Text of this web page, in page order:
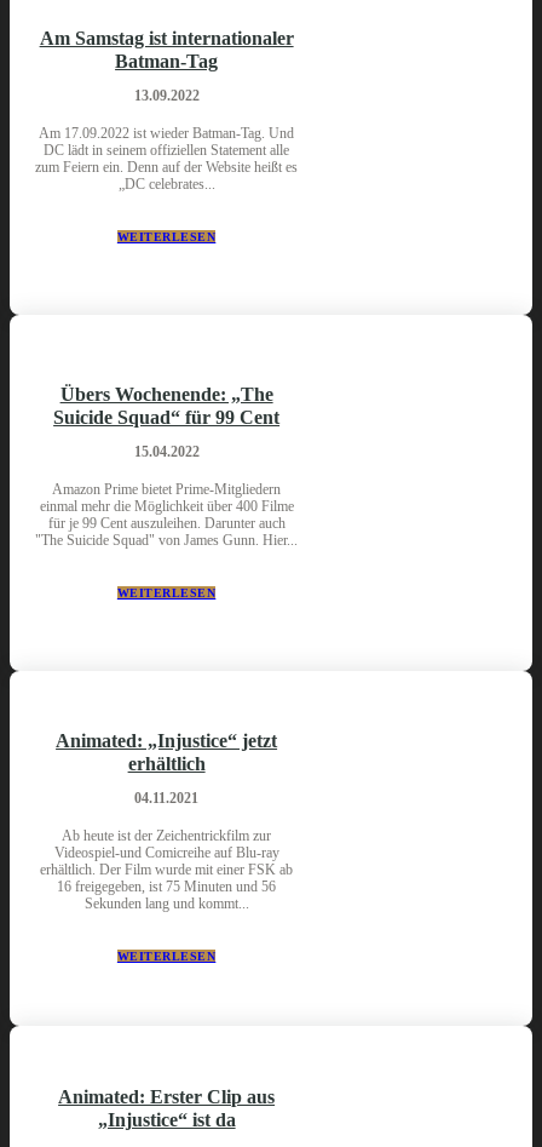
Am Samstag ist internationaler
Batman-Tag
13.09.2022
Am 17.09.2022 ist wieder Batman-Tag. Und
DC lädt in seinem offiziellen Statement alle
zum Feiern ein. Denn auf der Website heißt es
„DC celebrates...
WEITERLESEN
Übers Wochenende: „The
Suicide Squad“ für 99 Cent
15.04.2022
Amazon Prime bietet Prime-Mitgliedern
einmal mehr die Möglichkeit über 400 Filme
für je 99 Cent auszuleihen. Darunter auch
"The Suicide Squad" von James Gunn. Hier...
WEITERLESEN
Animated: „Injustice“ jetzt
erhältlich
04.11.2021
Ab heute ist der Zeichentrickfilm zur
Videospiel-und Comicreihe auf Blu-ray
erhältlich. Der Film wurde mit einer FSK ab
16 freigegeben, ist 75 Minuten und 56
Sekunden lang und kommt...
WEITERLESEN
Animated: Erster Clip aus
„Injustice“ ist da